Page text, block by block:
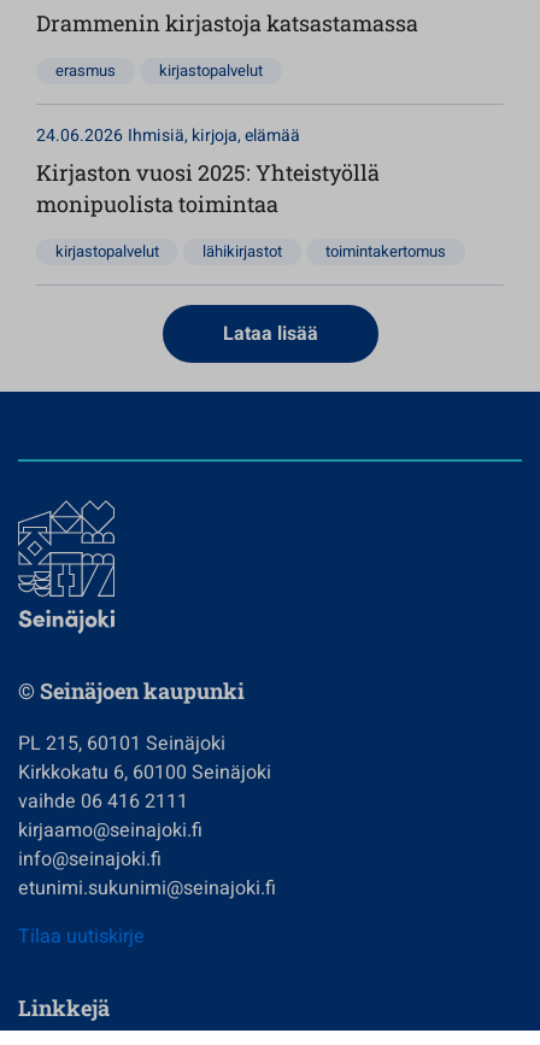
Drammenin kirjastoja katsastamassa
erasmus kirjastopalvelut
24.06.2026 Ihmisiä, kirjoja, elämää
Kirjaston vuosi 2025: Yhteistyöllä
monipuolista toimintaa
kirjastopalvelut lähikirjastot toimintakertomus
Lataa lisää
© Seinäjoen kaupunki
PL 215, 60101 Seinäjoki
Kirkkokatu 6, 60100 Seinäjoki
vaihde 06 416 2111
kirjaamo@seinajoki.fi
info@seinajoki.fi
etunimi.sukunimi@seinajoki.fi
Tilaa uutiskirje
Linkkejä